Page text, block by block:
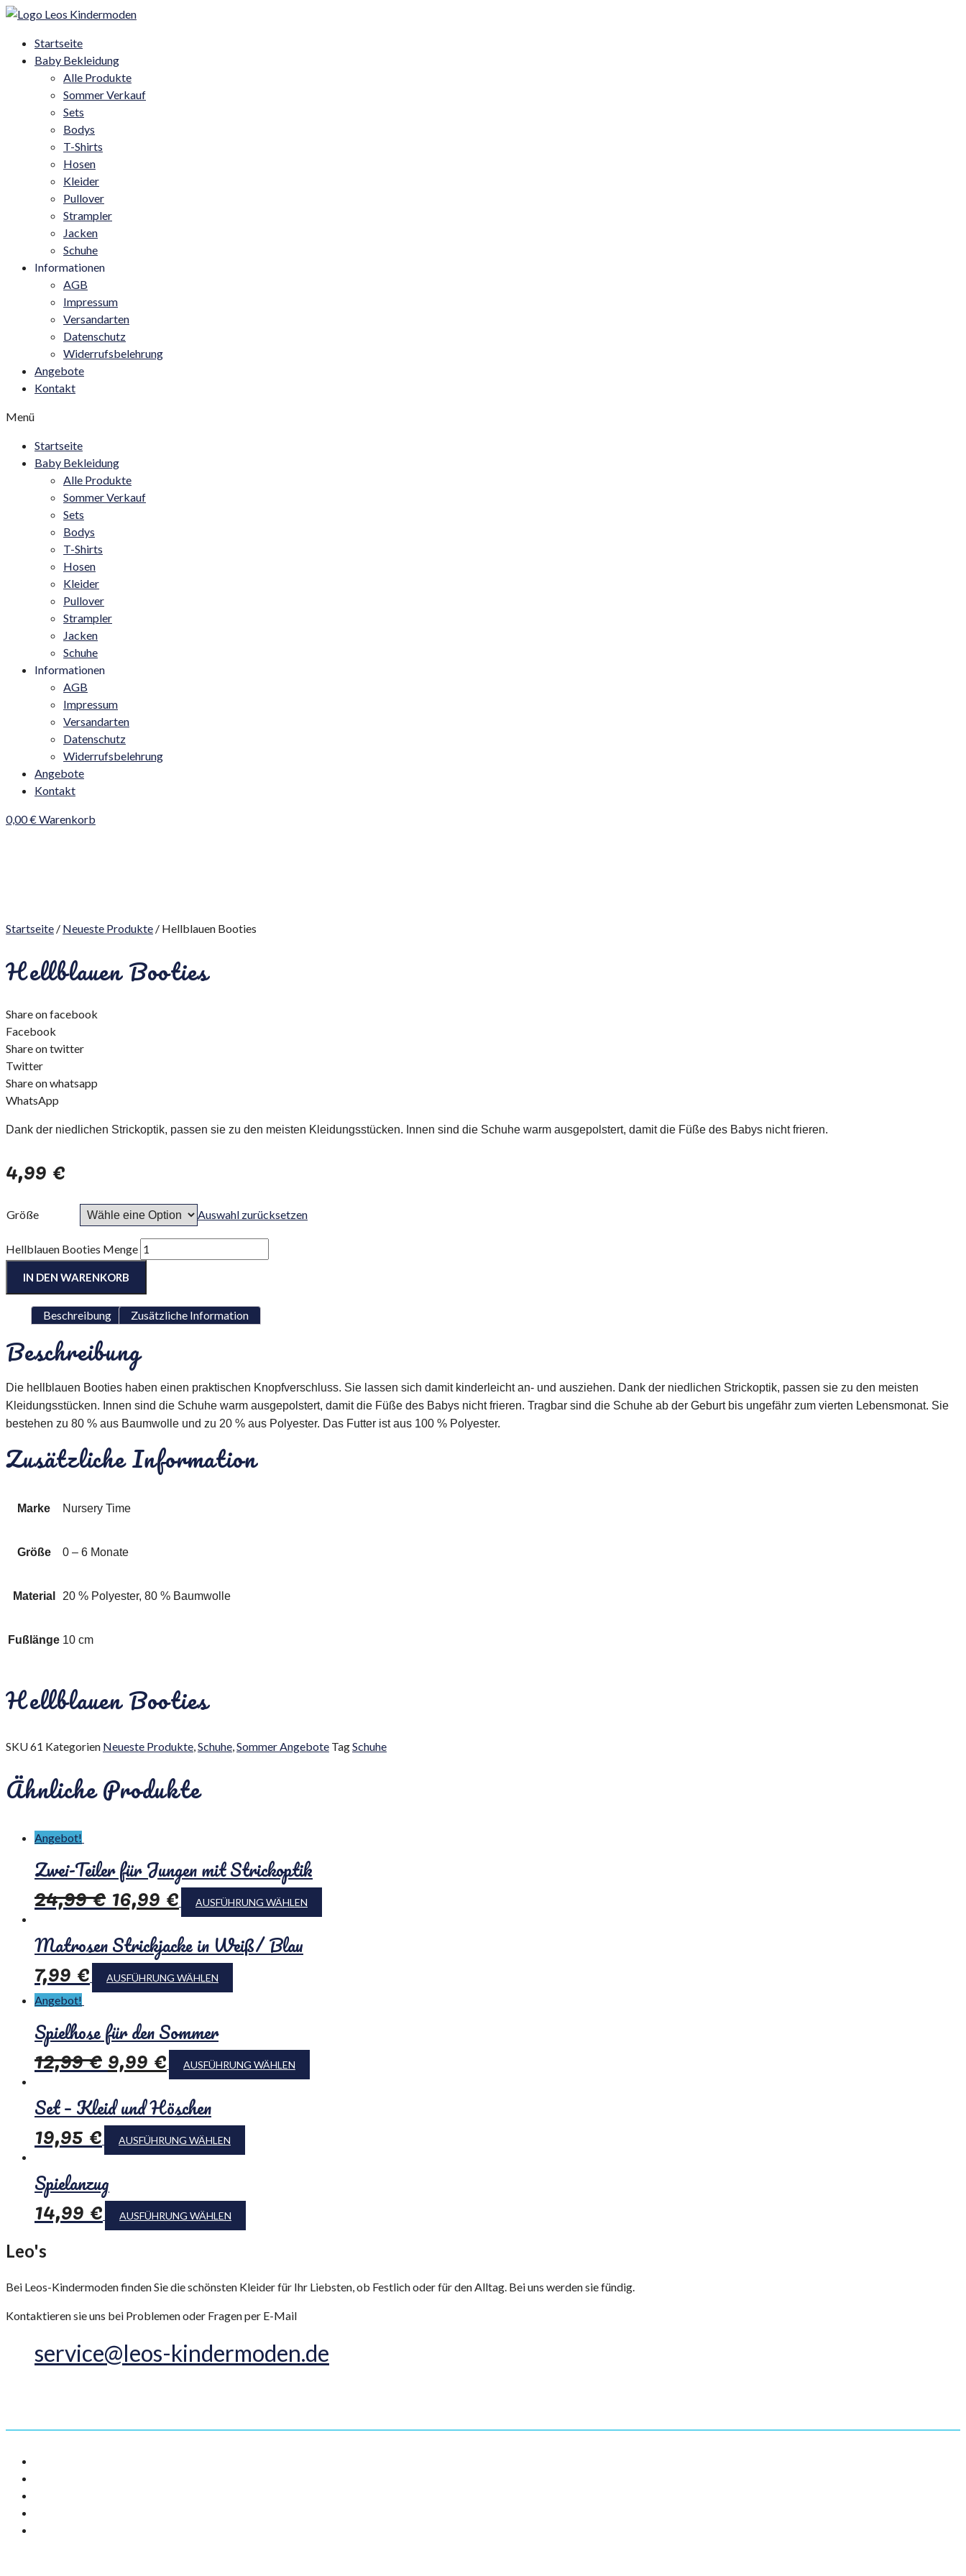
Startseite
Baby Bekleidung
Alle Produkte
Sommer Verkauf
Sets
Bodys
T-Shirts
Hosen
Kleider
Pullover
Strampler
Jacken
Schuhe
Informationen
AGB
Impressum
Versandarten
Datenschutz
Widerrufsbelehrung
Angebote
Kontakt
Menü
Startseite
Baby Bekleidung
Alle Produkte
Sommer Verkauf
Sets
Bodys
T-Shirts
Hosen
Kleider
Pullover
Strampler
Jacken
Schuhe
Informationen
AGB
Impressum
Versandarten
Datenschutz
Widerrufsbelehrung
Angebote
Kontakt
0,00€Warenkorb
Startseite / Neueste Produkte / Hellblauen Booties
Hellblauen Booties
Share on facebook
Facebook
Share on twitter
Twitter
Share on whatsapp
WhatsApp
Dank der niedlichen Strickoptik, passen sie zu den meisten Kleidungsstücken. Innen sind die Schuhe warm ausgepolstert, damit die Füße des Babys nicht frieren.
4,99€
Größe Auswahl zurücksetzen
Hellblauen Booties Menge
IN DEN WARENKORB
Beschreibung Zusätzliche Information
Beschreibung
Die hellblauen Booties haben einen praktischen Knopfverschluss. Sie lassen sich damit kinderleicht an- und ausziehen. Dank der niedlichen Strickoptik, passen sie zu den meisten
Kleidungsstücken. Innen sind die Schuhe warm ausgepolstert, damit die Füße des Babys nicht frieren. Tragbar sind die Schuhe ab der Geburt bis ungefähr zum vierten Lebensmonat. Sie
bestehen zu 80 % aus Baumwolle und zu 20 % aus Polyester. Das Futter ist aus 100 % Polyester.
Zusätzliche Information
Marke Nursery Time
Größe 0 – 6 Monate
Material 20 % Polyester, 80 % Baumwolle
Fußlänge 10 cm
Hellblauen Booties
SKU61 Kategorien Neueste Produkte,Schuhe,Sommer Angebote TagSchuhe
Ähnliche Produkte
Angebot!
Zwei-Teiler für Jungen mit Strickoptik
24,99€16,99€ AUSFÜHRUNG WÄHLEN
Matrosen Strickjacke in Weiß/ Blau
7,99€ AUSFÜHRUNG WÄHLEN
Angebot!
Spielhose für den Sommer
12,99€9,99€ AUSFÜHRUNG WÄHLEN
Set – Kleid und Höschen
19,95€ AUSFÜHRUNG WÄHLEN
Spielanzug
14,99€ AUSFÜHRUNG WÄHLEN
Leo's
Bei Leos-Kindermoden finden Sie die schönsten Kleider für Ihr Liebsten, ob Festlich oder für den Alltag. Bei uns werden sie fündig.
Kontaktieren sie uns bei Problemen oder Fragen per E-Mail
service@leos-kindermoden.de